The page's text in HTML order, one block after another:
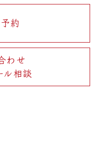
約
わせ
ル相談